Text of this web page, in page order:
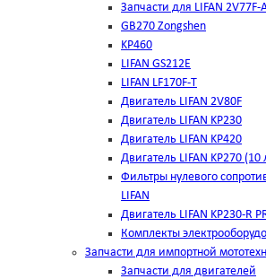
Запчасти для LIFAN 2V77F-
GB270 Zongshen
KP460
LIFAN GS212E
LIFAN LF170F-T
Двигатель LIFAN 2V80F
Двигатель LIFAN KP230
Двигатель LIFAN KP420
Двигатель LIFAN KP270
Фильтры нулевого
LIFAN
Двигатель LIFAN KP230-R
Комплекты
Запчасти для импортной
Запчасти для двигателей